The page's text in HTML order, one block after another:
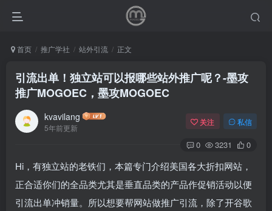
首页 推广学社 站外引流 正文
引流出单！独立站可以报哪些站外推广呢？-墨攻
推广MOGOEC，墨攻MOGOEC
kvavilang
5年前更新
关注 私信
0 3231 0
Hi，有独立站的老铁们，本篇专门介绍美国各大折扣网站，
正合适你们的全品类尤其是垂直品类的产品作促销活动以便
引流出单冲销量。所以想要帮网站做推广引流，除了开谷歌